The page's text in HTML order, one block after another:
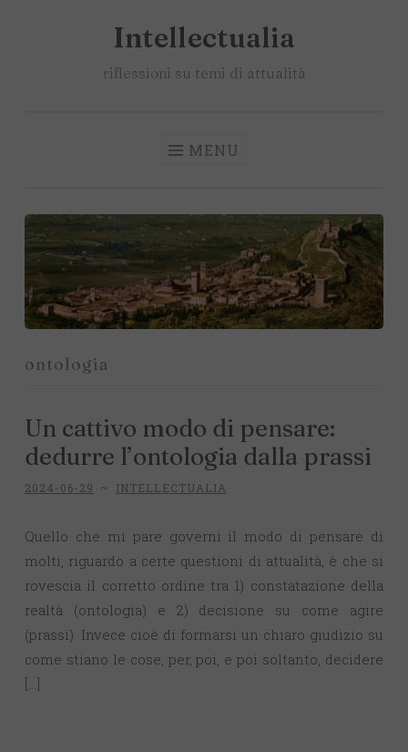
Intellectualia
riflessioni su temi di attualità
MENU
ontologia
Un cattivo modo di pensare:
dedurre l’ontologia dalla prassi
2024-06-29 ~ INTELLECTUALIA
Quello che mi pare governi il modo di pensare di
molti, riguardo a certe questioni di attualità, è che si
rovescia il corretto ordine tra 1) constatazione della
realtà (ontologia) e 2) decisione su come agire
(prassi). Invece cioè di formarsi un chiaro giudizio su
come stiano le cose, per, poi, e poi soltanto, decidere
[…]